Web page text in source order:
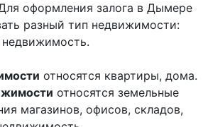
оформления залога в Дымере
разный тип недвижимости:
относятся квартиры, дома.
относятся земельные
магазинов, офисов, складов,